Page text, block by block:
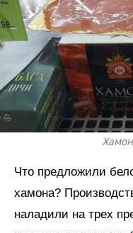
Что предложили
хамона?
наладили на трех